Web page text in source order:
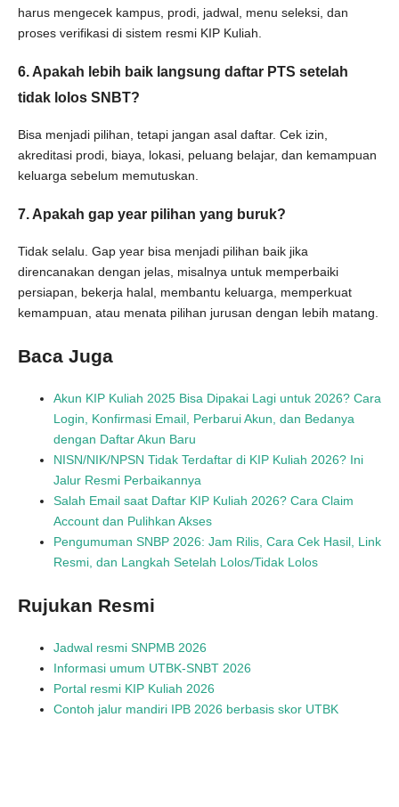
harus mengecek kampus, prodi, jadwal, menu seleksi, dan
proses verifikasi di sistem resmi KIP Kuliah.
6. Apakah lebih baik langsung daftar PTS setelah
tidak lolos SNBT?
Bisa menjadi pilihan, tetapi jangan asal daftar. Cek izin,
akreditasi prodi, biaya, lokasi, peluang belajar, dan kemampuan
keluarga sebelum memutuskan.
7. Apakah gap year pilihan yang buruk?
Tidak selalu. Gap year bisa menjadi pilihan baik jika
direncanakan dengan jelas, misalnya untuk memperbaiki
persiapan, bekerja halal, membantu keluarga, memperkuat
kemampuan, atau menata pilihan jurusan dengan lebih matang.
Baca Juga
Akun KIP Kuliah 2025 Bisa Dipakai Lagi untuk 2026? Cara
Login, Konfirmasi Email, Perbarui Akun, dan Bedanya
dengan Daftar Akun Baru
NISN/NIK/NPSN Tidak Terdaftar di KIP Kuliah 2026? Ini
Jalur Resmi Perbaikannya
Salah Email saat Daftar KIP Kuliah 2026? Cara Claim
Account dan Pulihkan Akses
Pengumuman SNBP 2026: Jam Rilis, Cara Cek Hasil, Link
Resmi, dan Langkah Setelah Lolos/Tidak Lolos
Rujukan Resmi
Jadwal resmi SNPMB 2026
Informasi umum UTBK-SNBT 2026
Portal resmi KIP Kuliah 2026
Contoh jalur mandiri IPB 2026 berbasis skor UTBK